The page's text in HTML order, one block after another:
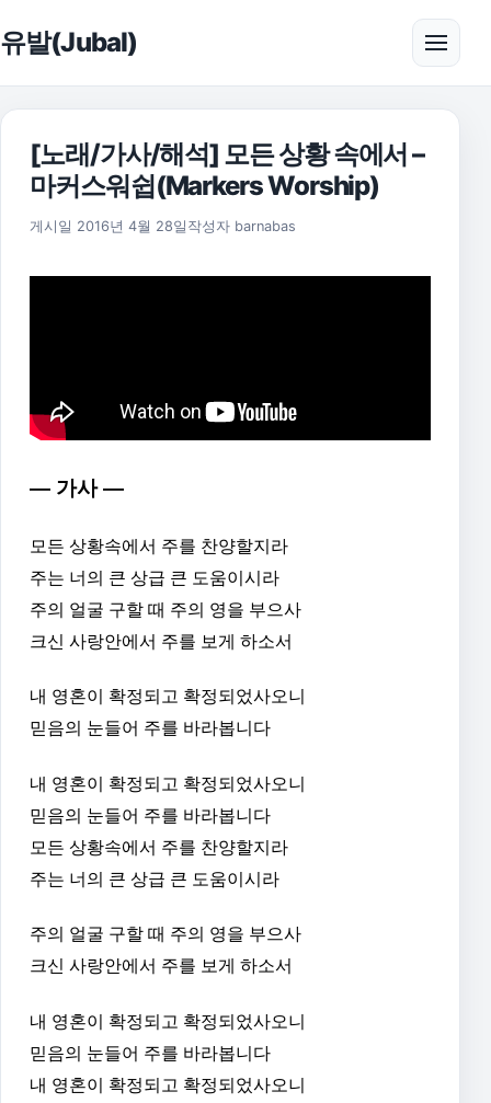
유발(Jubal) 메뉴
[노래/가사/해석] 모든 상황 속에서 –
마커스워쉽(Markers Worship)
게시일 2016년 4월 28일 2025년 11월 18일
작성자 barnabas
— 가사 —
모든 상황속에서 주를 찬양할지라
주는 너의 큰 상급 큰 도움이시라
주의 얼굴 구할 때 주의 영을 부으사
크신 사랑안에서 주를 보게 하소서
내 영혼이 확정되고 확정되었사오니
믿음의 눈들어 주를 바라봅니다
내 영혼이 확정되고 확정되었사오니
믿음의 눈들어 주를 바라봅니다
모든 상황속에서 주를 찬양할지라
주는 너의 큰 상급 큰 도움이시라
주의 얼굴 구할 때 주의 영을 부으사
크신 사랑안에서 주를 보게 하소서
내 영혼이 확정되고 확정되었사오니
믿음의 눈들어 주를 바라봅니다
내 영혼이 확정되고 확정되었사오니